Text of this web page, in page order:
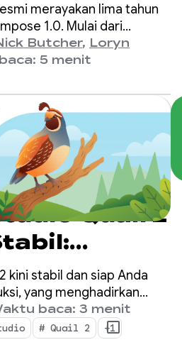
merayakan lima tahun
1.0. Mulai dari
pada 28 Juli 2021,
kami telah melihat evolusi
Butcher, Loryn
5 menit
Quail 2
dengan
kini stabil dan siap Anda
yang menghadirkan
dengan alur kerja
profil kebocoran
secara native, dan
baca: 3 menit
# Quail 2 +1